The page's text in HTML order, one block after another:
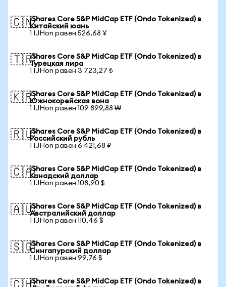
🇨🇳iShares Core S&P MidCap ETF (Ondo Tokenized) в
Китайский юань
1 IJHon равен 526,68 ¥
🇹🇷iShares Core S&P MidCap ETF (Ondo Tokenized) в
Турецкая лира
1 IJHon равен 3 723,27 ₺
🇰🇷iShares Core S&P MidCap ETF (Ondo Tokenized) в
Южнокорейская вона
1 IJHon равен 109 899,88 ₩
🇷🇺iShares Core S&P MidCap ETF (Ondo Tokenized) в
Российский рубль
1 IJHon равен 6 421,68 ₽
🇨🇦iShares Core S&P MidCap ETF (Ondo Tokenized) в
Канадский доллар
1 IJHon равен 108,90 $
🇦🇺iShares Core S&P MidCap ETF (Ondo Tokenized) в
Австралийский доллар
1 IJHon равен 110,46 $
🇸🇬iShares Core S&P MidCap ETF (Ondo Tokenized) в
Сингапурский доллар
1 IJHon равен 99,76 $
iShares Core S&P MidCap ETF (Ondo Tokenized) в